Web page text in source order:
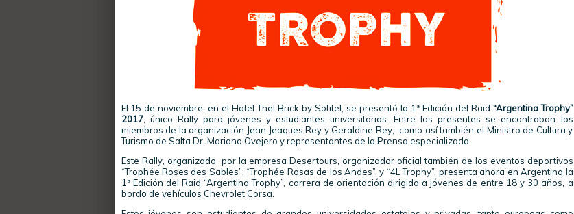
El 15 de noviembre, en el Hotel Thel Brick by Sofitel, se presentó la 1ª Edición del Raid “Argentina Trophy”
2017, único Rally para jóvenes y estudiantes universitarios. Entre los presentes se encontraban los
miembros de la organización Jean Jeaques Rey y Geraldine Rey, como así también el Ministro de Cultura y
Turismo de Salta Dr. Mariano Ovejero y representantes de la Prensa especializada.
Este Rally, organizado por la empresa Desertours, organizador oficial también de los eventos deportivos
“Trophée Roses des Sables”; “Trophée Rosas de los Andes”, y “4L Trophy”, presenta ahora en Argentina la
1ª Edición del Raid “Argentina Trophy”, carrera de orientación dirigida a jóvenes de entre 18 y 30 años, a
bordo de vehículos Chevrolet Corsa.